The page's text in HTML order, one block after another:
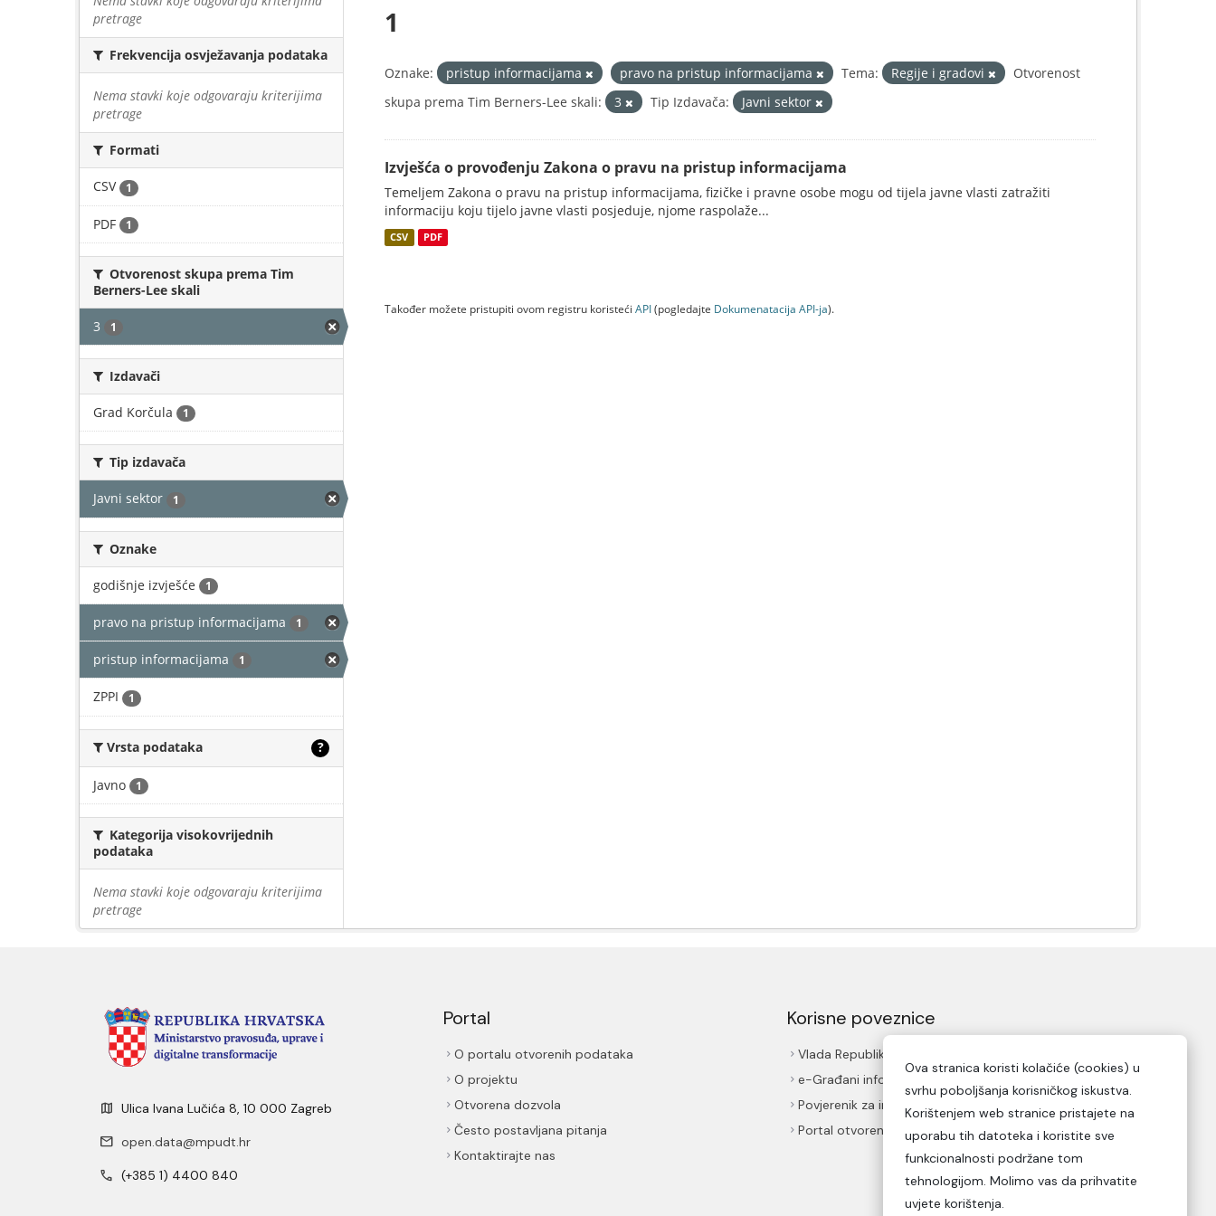
pretrage
Frekvencija osvježavanja podataka
Nema stavki koje odgovaraju kriterijima
pretrage
Formati
CSV 1
PDF 1
Otvorenost skupa prema Tim
Berners-Lee skali
3 1
Izdavači
Grad Korčula 1
Tip izdavača
Javni sektor 1
Oznake
godišnje izvješće 1
pravo na pristup informacijama 1
pristup informacijama 1
ZPPI 1
Vrsta podataka ?
Javno 1
Kategorija visokovrijednih
podataka
Nema stavki koje odgovaraju kriterijima
pretrage
1
Oznake: pristup informacijama pravo na pristup informacijama Tema: Regije i gradovi
Otvorenost
skupa prema Tim Berners-Lee skali:
3 Tip Izdavača: Javni sektor
Izvješća o provođenju Zakona o pravu na pristup informacijama
Temeljem Zakona o pravu na pristup informacijama, fizičke i pravne osobe mogu od tijela javne vlasti zatražiti
informaciju koju tijelo javne vlasti posjeduje, njome raspolaže...
CSV PDF
Također možete pristupiti ovom registru koristeći API(pogledajte Dokumenаtаcijа API-jа).